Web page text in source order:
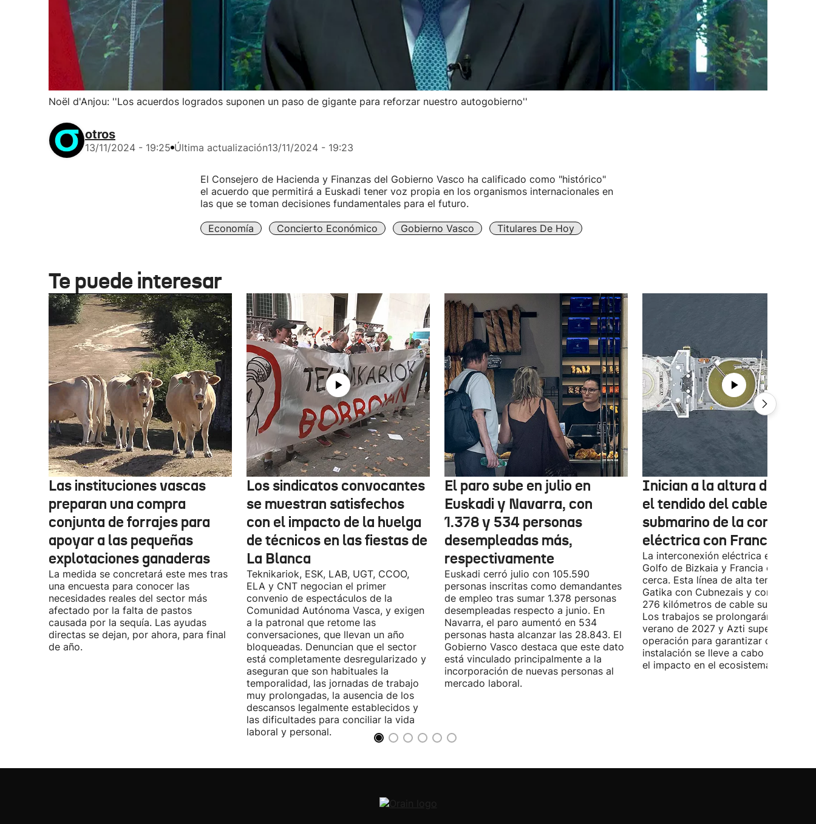
Noël d'Anjou: ''Los acuerdos logrados suponen un paso de gigante para reforzar nuestro autogobierno''
otros
13/11/2024 - 19:25 Última actualización13/11/2024 - 19:23
El Consejero de Hacienda y Finanzas del Gobierno Vasco ha calificado como "histórico"
el acuerdo que permitirá a Euskadi tener voz propia en los organismos internacionales en
las que se toman decisiones fundamentales para el futuro.
Economía Concierto Económico Gobierno Vasco Titulares De Hoy
Te puede interesar
Las instituciones vascas
preparan una compra
conjunta de forrajes para
apoyar a las pequeñas
explotaciones ganaderas
La medida se concretará este mes tras
una encuesta para conocer las
necesidades reales del sector más
afectado por la falta de pastos
causada por la sequía. Las ayudas
directas se dejan, por ahora, para final
de año.
Los sindicatos convocantes
se muestran satisfechos
con el impacto de la huelga
de técnicos en las fiestas de
La Blanca
Teknikariok, ESK, LAB, UGT, CCOO,
ELA y CNT negocian el primer
convenio de espectáculos de la
Comunidad Autónoma Vasca, y exigen
a la patronal que retome las
conversaciones, que llevan un año
bloqueadas. Denuncian que el sector
está completamente desregularizado y
aseguran que son habituales la
temporalidad, las jornadas de trabajo
muy prolongadas, la ausencia de los
descansos legalmente establecidos y
las dificultades para conciliar la vida
laboral y personal.
El paro sube en julio en
Euskadi y Navarra, con
1.378 y 534 personas
desempleadas más,
respectivamente
Euskadi cerró julio con 105.590
personas inscritas como demandantes
de empleo tras sumar 1.378 personas
desempleadas respecto a junio. En
Navarra, el paro aumentó en 534
personas hasta alcanzar las 28.843. El
Gobierno Vasco destaca que este dato
está vinculado principalmente a la
incorporación de nuevas personas al
mercado laboral.
Inician a la altura de
el tendido del cable
submarino de la conexión
eléctrica con Francia
La interconexión eléctrica entre el
Golfo de Bizkaia y Francia está más
cerca. Esta línea de alta tensión unirá
Gatika con Cubnezais y contará con
276 kilómetros de cable submarino.
Los trabajos se prolongarán hasta
verano de 2027 y Azti supervisará la
operación para garantizar que la
instalación se lleve a cabo
el impacto en el ecosistema marino.